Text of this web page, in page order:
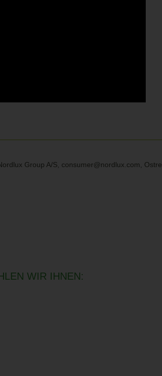
Group A/S, consumer@nordlux.com, Ostre
WIR IHNEN: